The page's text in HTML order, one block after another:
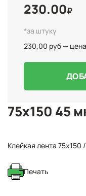
75x150 45
Клейкая лента 75х150
Печать
230.00₽
*за штуку
230,00 руб —